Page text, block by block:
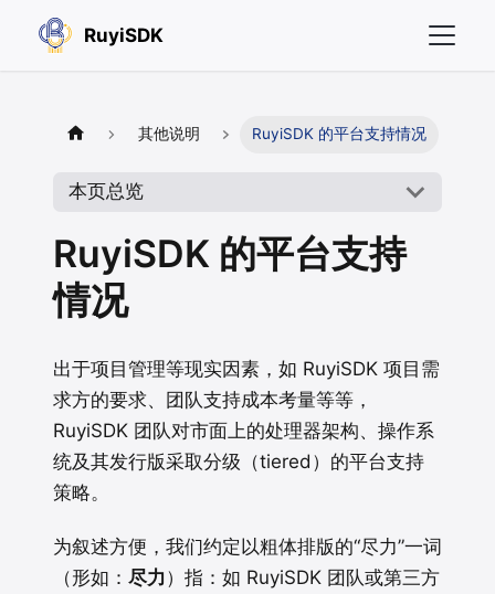
RuyiSDK
其他说明 RuyiSDK 的平台支持情况
本页总览
RuyiSDK 的平台支持
情况
出于项目管理等现实因素，如 RuyiSDK 项目需
求方的要求、团队支持成本考量等等，
RuyiSDK 团队对市面上的处理器架构、操作系
统及其发行版采取分级（tiered）的平台支持
策略。
为叙述方便，我们约定以粗体排版的“尽力”一词
（形如： 尽力 ）指：如 RuyiSDK 团队或第三方